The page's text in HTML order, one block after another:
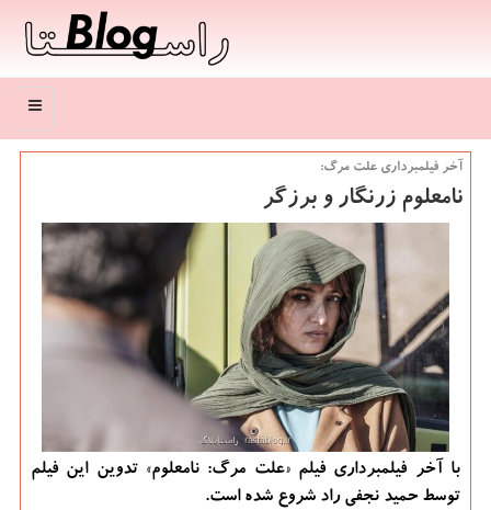
منو
آخر فیلمبرداری علت مرگ:
نامعلوم زرنگار و برزگر
با آخر فیلمبرداری فیلم «علت مرگ: نامعلوم» تدوین این فیلم
توسط حمید نجفی راد شروع شده است.